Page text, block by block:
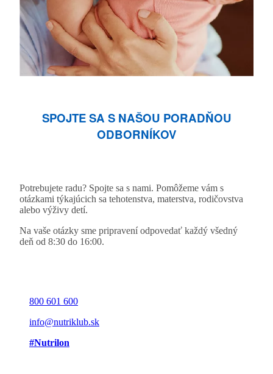
SPOJTE SA S NAŠOU PORADŇOU
ODBORNÍKOV
Potrebujete radu? Spojte sa s nami. Pomôžeme vám s
otázkami týkajúcich sa tehotenstva, materstva, rodičovstva
alebo výživy detí.
Na vaše otázky sme pripravení odpovedať každý všedný
deň od 8:30 do 16:00.
800 601 600
info@nutriklub.sk
#Nutrilon